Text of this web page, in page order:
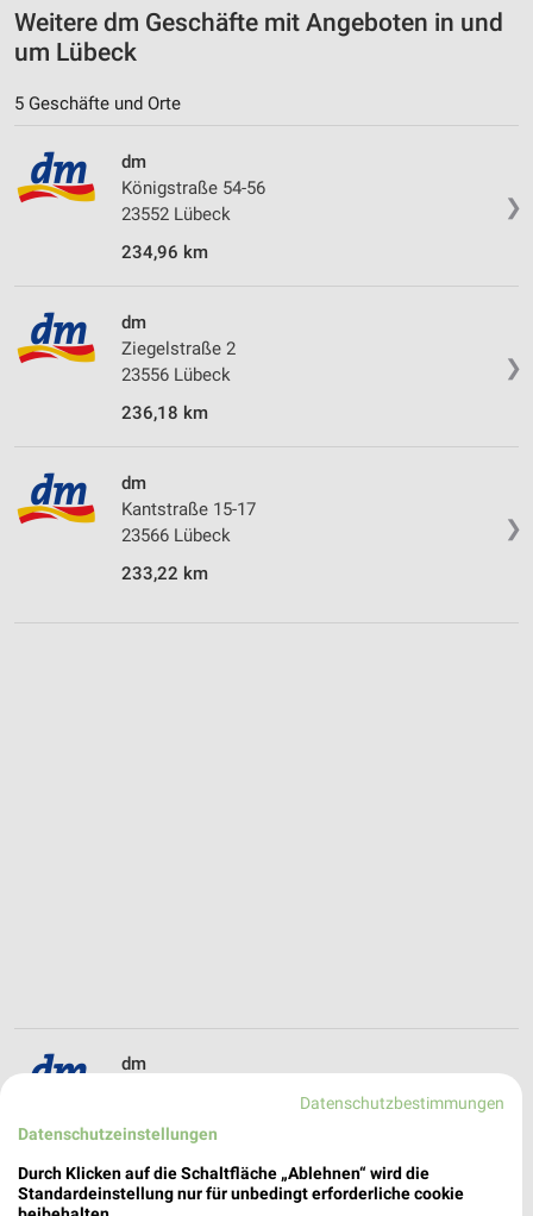
Weitere dm Geschäfte mit Angeboten in und
um Lübeck
5 Geschäfte und Orte
❯
dm
Königstraße 54-56
23552 Lübeck
234,96 km
❯
dm
Ziegelstraße 2
23556 Lübeck
236,18 km
❯
dm
Kantstraße 15-17
23566 Lübeck
233,22 km
dm
Datenschutzbestimmungen
Datenschutzeinstellungen
Durch Klicken auf die Schaltfläche „Ablehnen“ wird die
Standardeinstellung nur für unbedingt erforderliche cookie